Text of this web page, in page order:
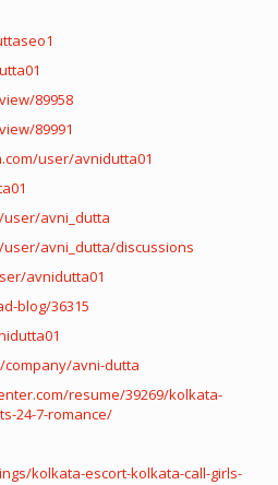
89958
89991
user/avnidutta01
avni_dutta
avni_dutta/discussions
avnidutta01
blog/36315
avni-dutta
resume/39269/kolkata-
24-7-romance/
kolkata-escort-kolkata-call-girls-